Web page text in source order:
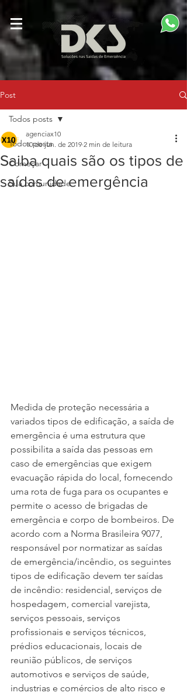
Post
Todos posts
Começar
Sua comunidade
Todos posts
Saiba quais são os tipos de
saídas de emergência
agenciax10
10 de jun. de 2019 2 min de leitura
Medida de proteção necessária a
variados tipos de edificação, a saída de
emergência é uma estrutura que
possibilita a saída das pessoas em
caso de emergências que exigem
evacuação rápida do local, fornecendo
uma rota de fuga para os ocupantes e
permite o acesso de brigadas de
emergência e corpo de bombeiros. De
acordo com a Norma Brasileira 9077,
responsável por normatizar as saídas
de emergência/incêndio, os seguintes
tipos de edificação devem ter saídas
de incêndio: residencial, serviços de
hospedagem, comercial varejista,
serviços pessoais, serviços
profissionais e serviços técnicos,
prédios educacionais, locais de
reunião públicos, de serviços
automotivos e serviços de saúde,
industrias e comércios de alto risco e